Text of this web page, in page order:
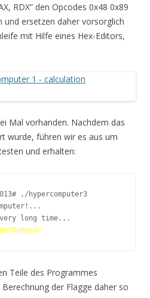
RDX” den Opcodes 0x48 0x89
und ersetzen daher vorsorglich
mit Hilfe eines Hex-Editors,
Mal vorhanden. Nachdem das
wurde, führen wir es aus um
und erhalten:
./hypercomputer3
Teile des Programmes
der Flagge daher so